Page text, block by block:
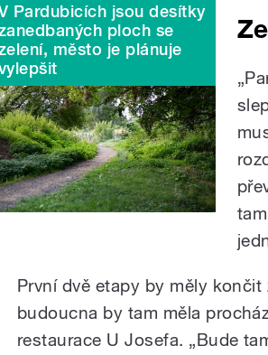
Pardubicích jsou desítky
ploch se
město je plánuje
První dvě etapy by měly
budoucna by tam měla
restaurace U Josefa. „Bude